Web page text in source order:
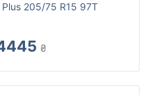
205/75 R15 97T
₴